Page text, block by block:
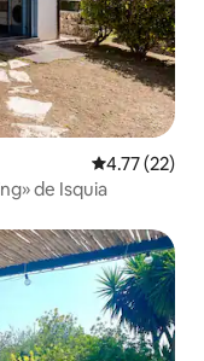
Calificación
4.77 (22)
de Isquia